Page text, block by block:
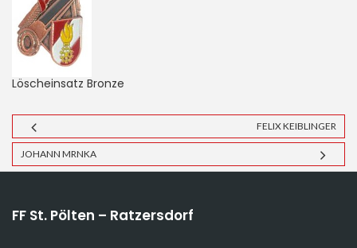
Löscheinsatz Bronze
FELIX KEIBLINGER
JOHANN MRNKA
FF St. Pölten – Ratzersdorf